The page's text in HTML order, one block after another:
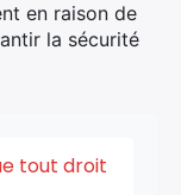
en raison de
la sécurité
tout droit